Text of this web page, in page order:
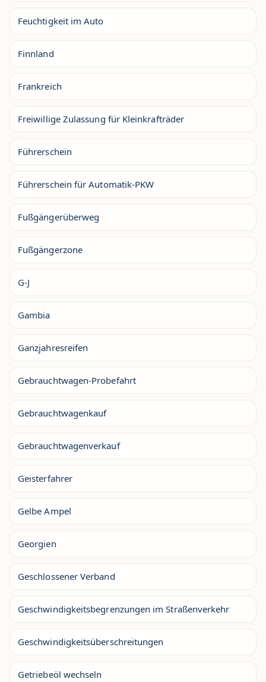
Feuchtigkeit im Auto
Finnland
Frankreich
Freiwillige Zulassung für Kleinkrafträder
Führerschein
Führerschein für Automatik-PKW
Fußgängerüberweg
Fußgängerzone
G-J
Gambia
Ganzjahresreifen
Gebrauchtwagen-Probefahrt
Gebrauchtwagenkauf
Gebrauchtwagenverkauf
Geisterfahrer
Gelbe Ampel
Georgien
Geschlossener Verband
Geschwindigkeitsbegrenzungen im Straßenverkehr
Geschwindigkeitsüberschreitungen
Getriebeöl wechseln